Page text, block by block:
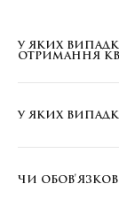
У ЯКИХ
ОТРИМАННЯ
У ЯКИХ
ЧИ